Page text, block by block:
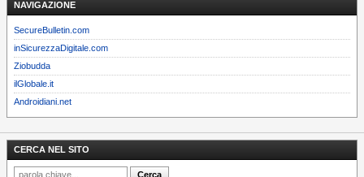
NAVIGAZIONE
SecureBulletin.com
inSicurezzaDigitale.com
Ziobudda
ilGlobale.it
Androidiani.net
CERCA NEL SITO